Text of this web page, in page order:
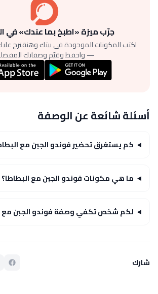
جرّب ميزة «اطبخ بما عندك» في
اكتب المكونات الموجودة في بيتك وهنقترح
— واحفظ وقيّم وصفاتك
أسئلة شائعة عن الوصفة
كم يستغرق تحضير فوندو الجبن مع
ما هي مكونات فوندو الجبن مع البطاطا؟
لكم شخص تكفي وصفة فوندو الجبن مع
شارك